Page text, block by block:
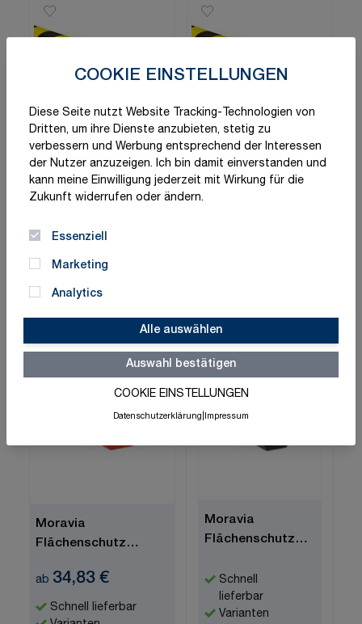
COOKIE EINSTELLUNGEN
Diese Seite nutzt Website Tracking-Technologien von
Dritten, um ihre Dienste anzubieten, stetig zu
verbessern und Werbung entsprechend der Interessen
der Nutzer anzuzeigen. Ich bin damit einverstanden und
kann meine Einwilligung jederzeit mit Wirkung für die
Zukunft widerrufen oder ändern.
Essenziell
Marketing
Analytics
Alle auswählen
Auswahl bestätigen
COOKIE EINSTELLUNGEN
Datenschutzerklärung Impressum
Moravia
Kantenschutz
"MORION", Kreis
Schnell lieferbar
Varianten
vorhanden
Moravia Profilschutz
"MORION", Kreis
Moravia
Flächenschutz
ab 34,83 €
Schnell lieferbar
Moravia
Flächenschutz
langnachleuchtend
Schnell
lieferbar
Varianten